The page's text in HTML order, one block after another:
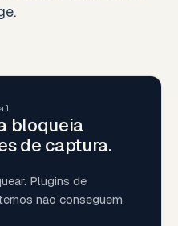
bloqueia
de captura.
Plugins de
não conseguem